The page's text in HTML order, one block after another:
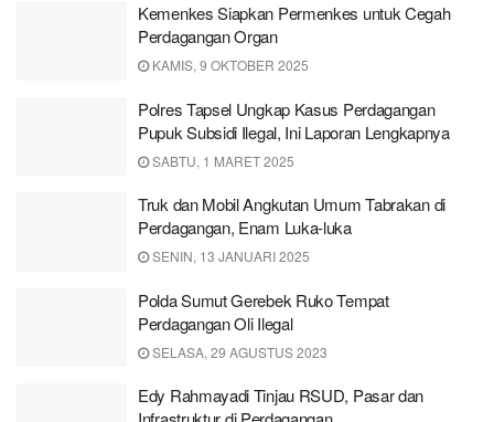
Kemenkes Siapkan Permenkes untuk Cegah
Perdagangan Organ
KAMIS, 9 OKTOBER 2025
Polres Tapsel Ungkap Kasus Perdagangan
Pupuk Subsidi Ilegal, Ini Laporan Lengkapnya
SABTU, 1 MARET 2025
Truk dan Mobil Angkutan Umum Tabrakan di
Perdagangan, Enam Luka-luka
SENIN, 13 JANUARI 2025
Polda Sumut Gerebek Ruko Tempat
Perdagangan Oli Ilegal
SELASA, 29 AGUSTUS 2023
Edy Rahmayadi Tinjau RSUD, Pasar dan